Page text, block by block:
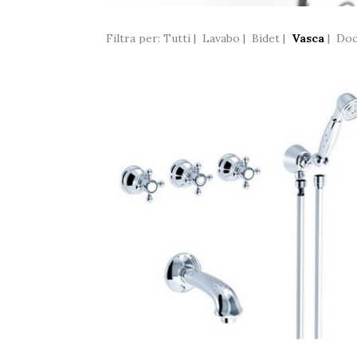
Filtra per: Tutti | Lavabo | Bidet | Vasca |